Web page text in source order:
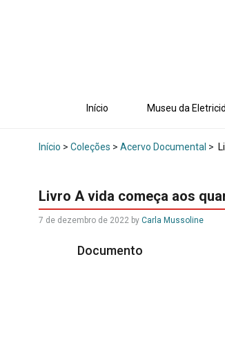
Início Museu da
Início > Coleções > Acervo Documental >
Livro A vida começa aos
7 de dezembro de 2022 by Carla Mussoline
Documento